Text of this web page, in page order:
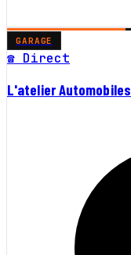
GARAGE
☎ Direct
L'atelier Automobiles